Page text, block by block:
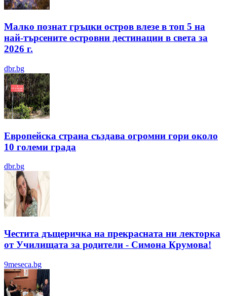
Малко познат гръцки остров влезе в топ 5 на
най-търсените островни дестинации в света за
2026 г.
dbr.bg
Европейска страна създава огромни гори около
10 големи града
dbr.bg
Честита дъщеричка на прекрасната ни лекторка
от Училищата за родители - Симона Крумова!
9meseca.bg